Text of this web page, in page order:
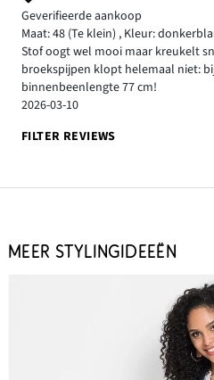
Geverifieerde aankoop
Maat: 48 (Te klein) , Kleur:
Stof oogt wel mooi maar kreukelt
broekspijpen klopt helemaal niet:
binnenbeenlengte 77 cm!
2026-03-10
FILTER REVIEWS
MEER STYLINGIDEEËN